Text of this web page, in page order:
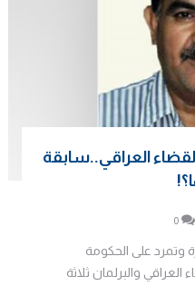
العراقي..سابقة
0
على الحكومة
والبرلمان ثلاثة